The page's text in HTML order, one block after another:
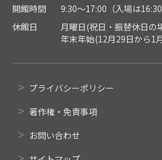
開館時間
9:30～17:00（入場は16:30
休館日
月曜日(祝日・振替休日の
年末年始(12月29日から1
プライバシーポリシー
著作権・免責事項
お問い合わせ